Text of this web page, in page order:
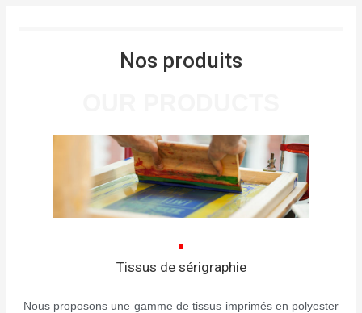
Nos produits
Tissus de sérigraphie
Nous proposons une gamme de tissus imprimés en polyester